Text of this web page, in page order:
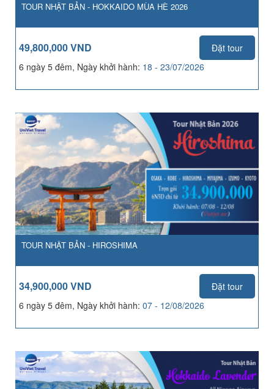
TOUR NHẬT BẢN - HOKKAIDO MÙA HÈ 2026
49,800,000 VND
Đặt tour
6 ngày 5 đêm, Ngày khởi hành: 18 - 23/07/2026
TOUR NHẬT BẢN - HIROSHIMA
34,900,000 VND
Đặt tour
6 ngày 5 đêm, Ngày khởi hành: 07 - 12/08/2026